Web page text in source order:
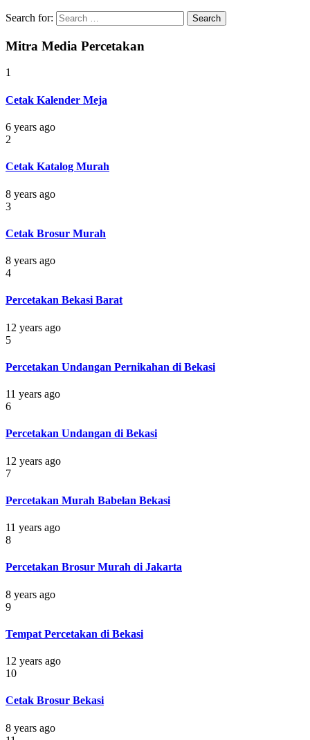
Search for:
Mitra Media Percetakan
1
Cetak Kalender Meja
6 years ago
2
Cetak Katalog Murah
8 years ago
3
Cetak Brosur Murah
8 years ago
4
Percetakan Bekasi Barat
12 years ago
5
Percetakan Undangan Pernikahan di Bekasi
11 years ago
6
Percetakan Undangan di Bekasi
12 years ago
7
Percetakan Murah Babelan Bekasi
11 years ago
8
Percetakan Brosur Murah di Jakarta
8 years ago
9
Tempat Percetakan di Bekasi
12 years ago
10
Cetak Brosur Bekasi
8 years ago